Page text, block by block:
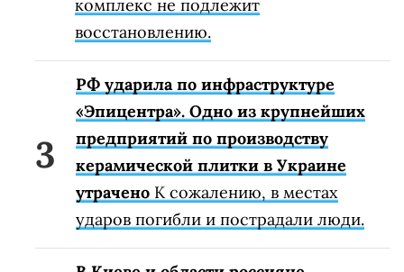
комплекс не подлежит
восстановлению.
РФ ударила по инфраструктуре
«Эпицентра». Одно из крупнейших
предприятий по производству
керамической плитки в Украине
утрачено К сожалению, в местах
ударов погибли и пострадали люди.